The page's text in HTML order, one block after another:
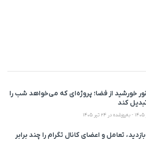
نور خورشید از فضا؛ پروژه‌ای که می‌خواهد شب را
کند
تعامل و اعضای کانال تگرام را چند برابر